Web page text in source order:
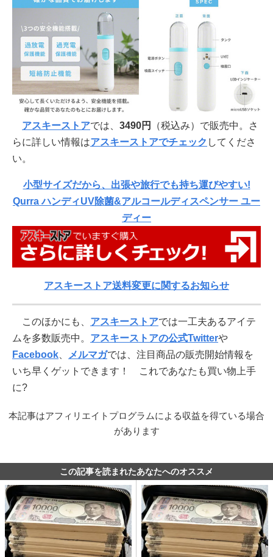
アスキーストアでは、 3490円
（税込み）で販売中。さ
らに詳しい情報はアスキーストアでチェック してくださ
い。
小型サイズだから、出張や旅行でも持ち運びやすい!
Qurra ハンディUV除菌&アルコールディスペンサー ユー
ディー
アスキーストア送料変更に関するお知らせ
このほかにも、 アスキーストアでは一工夫あるアイテ
ムを多数販売中。 アスキーストアの公式Twitterや
Facebook
メルマガでは、注目商品の販売開始情報を
いち早くゲットできます！ これであなたも買い物上手
に?
本記事はアフィリエイトプログラムによる収益を得ている場合
があります
この記事を読まれたあなたへのオススメ